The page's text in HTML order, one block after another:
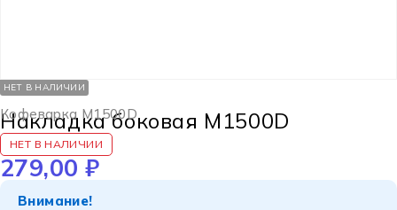
НЕТ В НАЛИЧИИ
Кофеварка M1500D
Накладка боковая M1500D
НЕТ В НАЛИЧИИ
279,00 ₽
Внимание!